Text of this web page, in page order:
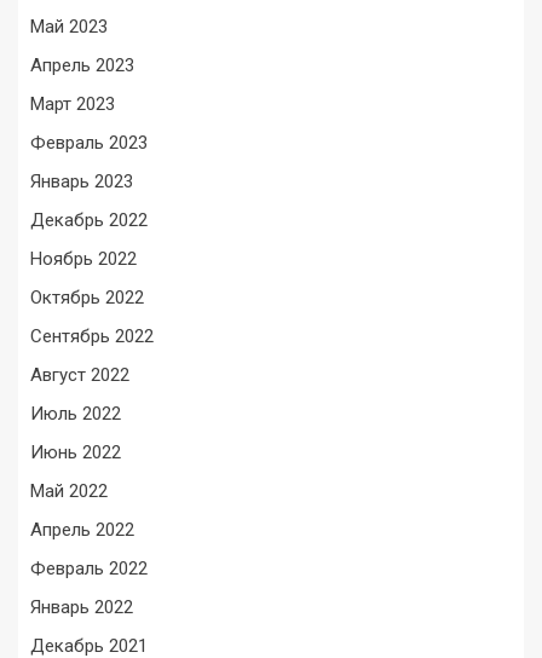
Май 2023
Апрель 2023
Март 2023
Февраль 2023
Январь 2023
Декабрь 2022
Ноябрь 2022
Октябрь 2022
Сентябрь 2022
Август 2022
Июль 2022
Июнь 2022
Май 2022
Апрель 2022
Февраль 2022
Январь 2022
Декабрь 2021